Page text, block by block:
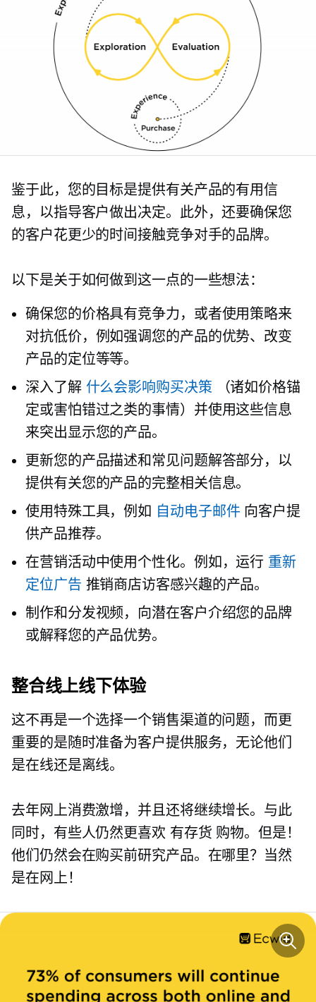
鉴于此，您的目标是提供有关产品的有用信
息，以指导客户做出决定。此外，还要确保您
的客户花更少的时间接触竞争对手的品牌。
以下是关于如何做到这一点的一些想法：
确保您的价格具有竞争力，或者使用策略来
对抗低价，例如强调您的产品的优势、改变
产品的定位等等。
深入了解 什么会影响购买决策 （诸如价格锚
定或害怕错过之类的事情）并使用这些信息
来突出显示您的产品。
更新您的产品描述和常见问题解答部分，以
提供有关您的产品的完整相关信息。
使用特殊工具，例如 自动电子邮件 向客户提
供产品推荐。
在营销活动中使用个性化。例如，运行 重新
定位广告 推销商店访客感兴趣的产品。
制作和分发视频，向潜在客户介绍您的品牌
或解释您的产品优势。
整合线上线下体验
这不再是一个选择一个销售渠道的问题，而更
重要的是随时准备为客户提供服务，无论他们
是在线还是离线。
去年网上消费激增，并且还将继续增长。与此
同时，有些人仍然更喜欢 有存货 购物。但是！
他们仍然会在购买前研究产品。在哪里？当然
是在网上！